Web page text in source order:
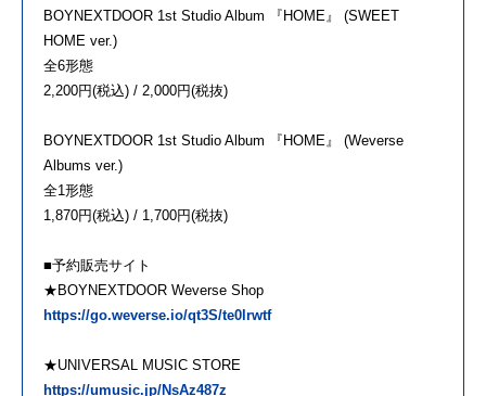
BOYNEXTDOOR 1st Studio Album 『HOME』 (SWEET
HOME ver.)
全6形態
2,200円(税込) / 2,000円(税抜)
BOYNEXTDOOR 1st Studio Album 『HOME』 (Weverse
Albums ver.)
全1形態
1,870円(税込) / 1,700円(税抜)
■予約販売サイト
★BOYNEXTDOOR Weverse Shop
https://go.weverse.io/qt3S/te0lrwtf
★UNIVERSAL MUSIC STORE
https://umusic.jp/NsAz487z